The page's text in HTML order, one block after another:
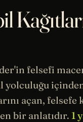
felsefi
yolculuğu
açan, felsefe
bir anlatıdır. 1